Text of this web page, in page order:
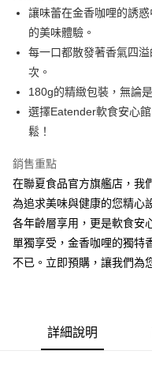
Apple Pay
街口支付
Google Pay
ATM付款
貨到付款
運送方式
全家取貨付款
每筆NT$150，滿NT$999(
萊爾富取貨付款
每筆NT$150，滿NT$999(
讓味蕾在金香咖哩的誘
的美味體驗。
每一口都散發著香氣四
次。
180g的精緻包裝，無論
選擇Eatender軟食安心
鬆！
銷售重點
在聯夏食品官方旗艦店，我
為追求美味與健康的您精心
各年齡層享用，更是軟食安
單獨享受，金香咖哩的獨特
不已。立即預購，讓我們為
詳細說明